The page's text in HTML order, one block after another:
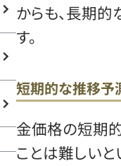
からも、長期
す。
短期的な推移予
金価格の短期
ことは難しいと